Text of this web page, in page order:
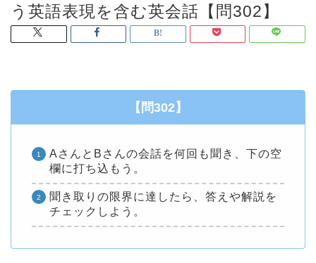
う英語表現を含む英会話【問302】
【問302】
AさんとBさんの会話を何回も聞き、下の空
欄に打ち込もう。
聞き取りの限界に達したら、答えや解説を
チェックしよう。